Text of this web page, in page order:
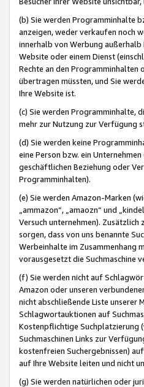
(b) Sie werden Programminhalte
anzeigen, weder verkaufen noch
innerhalb von Werbung
Website oder einem Dienst
Rechte an den
übertragen müssten, und Sie
Ihre Website ist.
(c) Sie werden Programminhalte,
mehr zur Nutzung zur Verfügung
(d) Sie werden keine
eine Person bzw. ein
geschäftlichen Beziehung oder
Programminhalten).
(e) Sie werden Amazon-Marken
„ammazon“, „amaozn“ und
Versuch unternehmen).
sorgen, dass von uns benannte
Werbeinhalte im Zusammenhang
vorausgesetzt die Suchmaschine
(f) Sie werden nicht auf
Amazon oder unseren
nicht abschließende Liste unserer
Schlagwortauktionen auf
Kostenpflichtige Suchplatzierung
Suchmaschinen Links zur
kostenfreien Suchergebnissen)
auf Ihre Website leiten und nicht
(g) Sie werden natürlichen oder